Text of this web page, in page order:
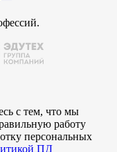
с тем, что мы
работу
персональных
ПД